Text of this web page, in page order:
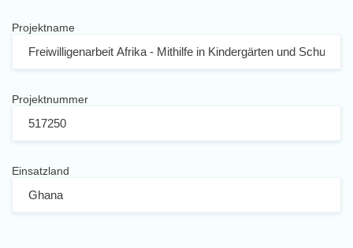
Projektname
Projektnummer
Einsatzland